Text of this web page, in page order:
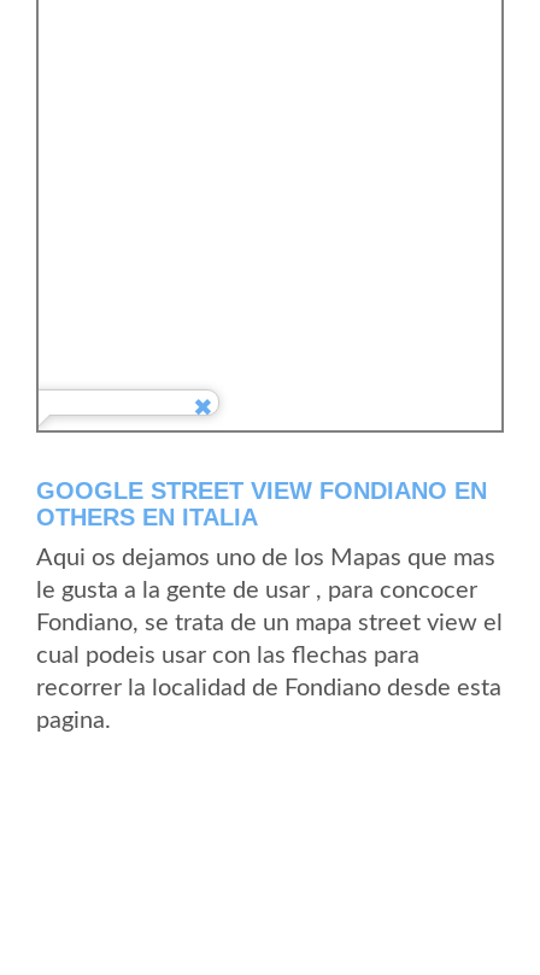
GOOGLE STREET VIEW FONDIANO EN
OTHERS EN ITALIA
Aqui os dejamos uno de los Mapas que mas
le gusta a la gente de usar , para concocer
Fondiano, se trata de un mapa street view el
cual podeis usar con las flechas para
recorrer la localidad de Fondiano desde esta
pagina.